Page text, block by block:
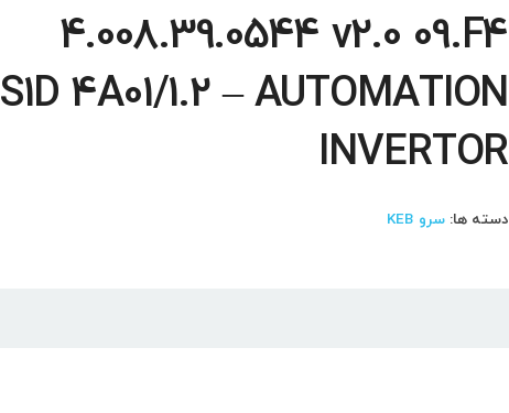
4.008.39.0544 v2.0 09.F4
S1D 4A01/1.2 – AUTOMATION
INVERTOR
دسته ها: سرو KEB